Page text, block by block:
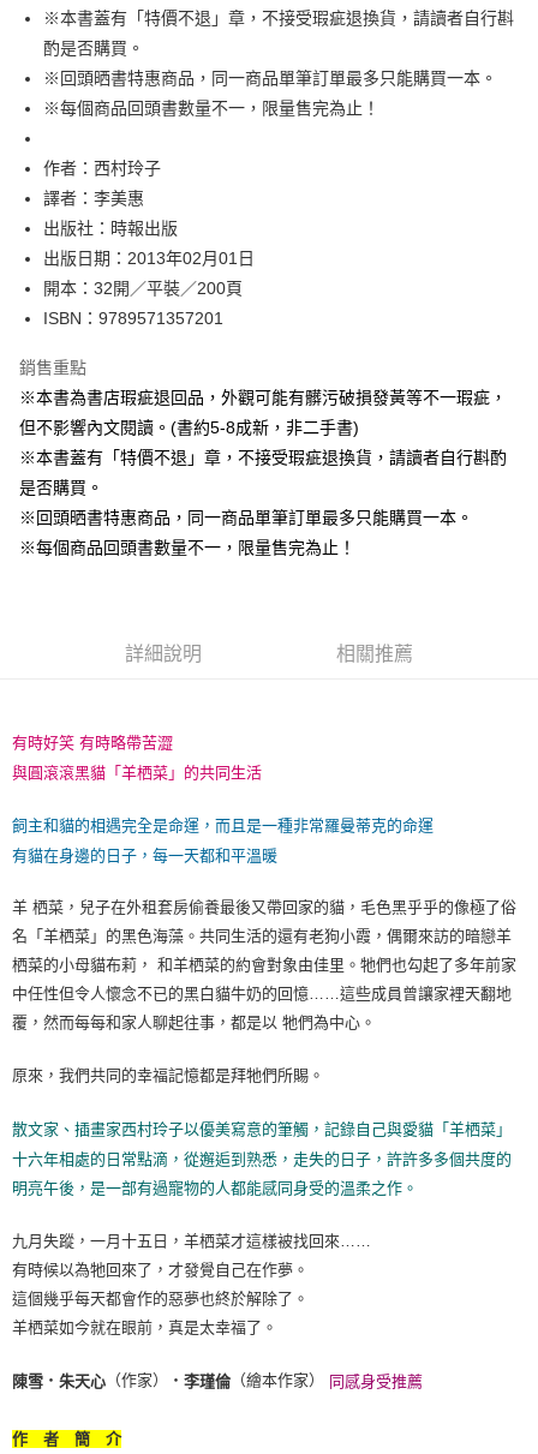
付款後7-11取貨
每筆NT$60，滿NT$499(含以上)免運費
宅配
每筆NT$100，滿NT$499(含以上)免運費
※本書蓋有「特價不退」章，不接受瑕疵退換貨，請讀者自行斟
酌是否購買。
※回頭晒書特惠商品，同一商品單筆訂單最多只能購買一本。
※每個商品回頭書數量不一，限量售完為止！
作者：西村玲子
譯者：李美惠
出版社：時報出版
出版日期：2013年02月01日
開本：32開／平裝／200頁
ISBN：9789571357201
銷售重點
※本書為書店瑕疵退回品，外觀可能有髒污破損發黃等不一瑕疵，
但不影響內文閱讀。(書約5-8成新，非二手書)
※本書蓋有「特價不退」章，不接受瑕疵退換貨，請讀者自行斟酌
是否購買。
※回頭晒書特惠商品，同一商品單筆訂單最多只能購買一本。
※每個商品回頭書數量不一，限量售完為止！
詳細說明 相關推薦
有時好笑 有時略帶苦澀
與圓滾滾黑貓「羊栖菜」的共同生活
飼主和貓的相遇完全是命運，而且是一種非常羅曼蒂克的命運
有貓在身邊的日子，每一天都和平溫暖
羊 栖菜，兒子在外租套房偷養最後又帶回家的貓，毛色黑乎乎的像極了俗
名「羊栖菜」的黑色海藻。共同生活的還有老狗小霞，偶爾來訪的暗戀羊
栖菜的小母貓布莉， 和羊栖菜的約會對象由佳里。牠們也勾起了多年前家
中任性但令人懷念不已的黑白貓牛奶的回憶……這些成員曾讓家裡天翻地
覆，然而每每和家人聊起往事，都是以 牠們為中心。
原來，我們共同的幸福記憶都是拜牠們所賜。
散文家、插畫家西村玲子以優美寫意的筆觸，記錄自己與愛貓「羊栖菜」
十六年相處的日常點滴，從邂逅到熟悉，走失的日子，許許多多個共度的
明亮午後，是一部有過寵物的人都能感同身受的溫柔之作。
九月失蹤，一月十五日，羊栖菜才這樣被找回來……
有時候以為牠回來了，才發覺自己在作夢。
這個幾乎每天都會作的惡夢也終於解除了。
羊栖菜如今就在眼前，真是太幸福了。
陳雪 ‧ 朱天心 （作家）‧ 李瑾倫 （繪本作家） 同感身受推薦
作 者 簡 介